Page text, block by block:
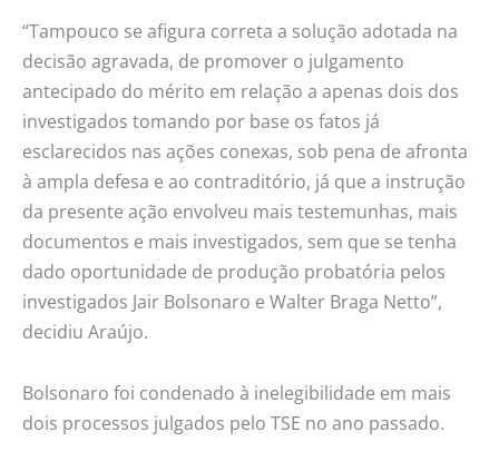
“Tampouco se afigura correta a solução adotada na
decisão agravada, de promover o julgamento
antecipado do mérito em relação a apenas dois dos
investigados tomando por base os fatos já
esclarecidos nas ações conexas, sob pena de afronta
à ampla defesa e ao contraditório, já que a instrução
da presente ação envolveu mais testemunhas, mais
documentos e mais investigados, sem que se tenha
dado oportunidade de produção probatória pelos
investigados Jair Bolsonaro e Walter Braga Netto”,
decidiu Araújo.
Bolsonaro foi condenado à inelegibilidade em mais
dois processos julgados pelo TSE no ano passado.